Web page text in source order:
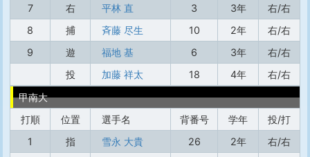
7
右 平林 直 3 3年
右/右
8
捕 斉藤 尽生 10 2年
右/右
9
遊 福地 基 6 3年
右/右
投
加藤 祥太 18 4年
右/右
甲南大
打順
位置 選手名 背番号 学年
投/打
1
指 雪永 大貴 26 2年
右/右